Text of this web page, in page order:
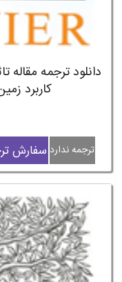
دانلود ترجمه
کاربرد
ترجمه ندارد سفارش